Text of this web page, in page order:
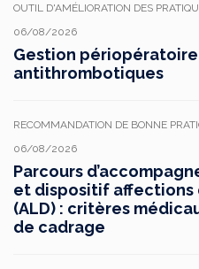
OUTIL D'AMÉLIORATION DES
06/08/2026
Gestion
antithrombotiques
RECOMMANDATION DE BONNE
06/08/2026
Parcours
et dispositif affections
(ALD) : critères
de cadrage